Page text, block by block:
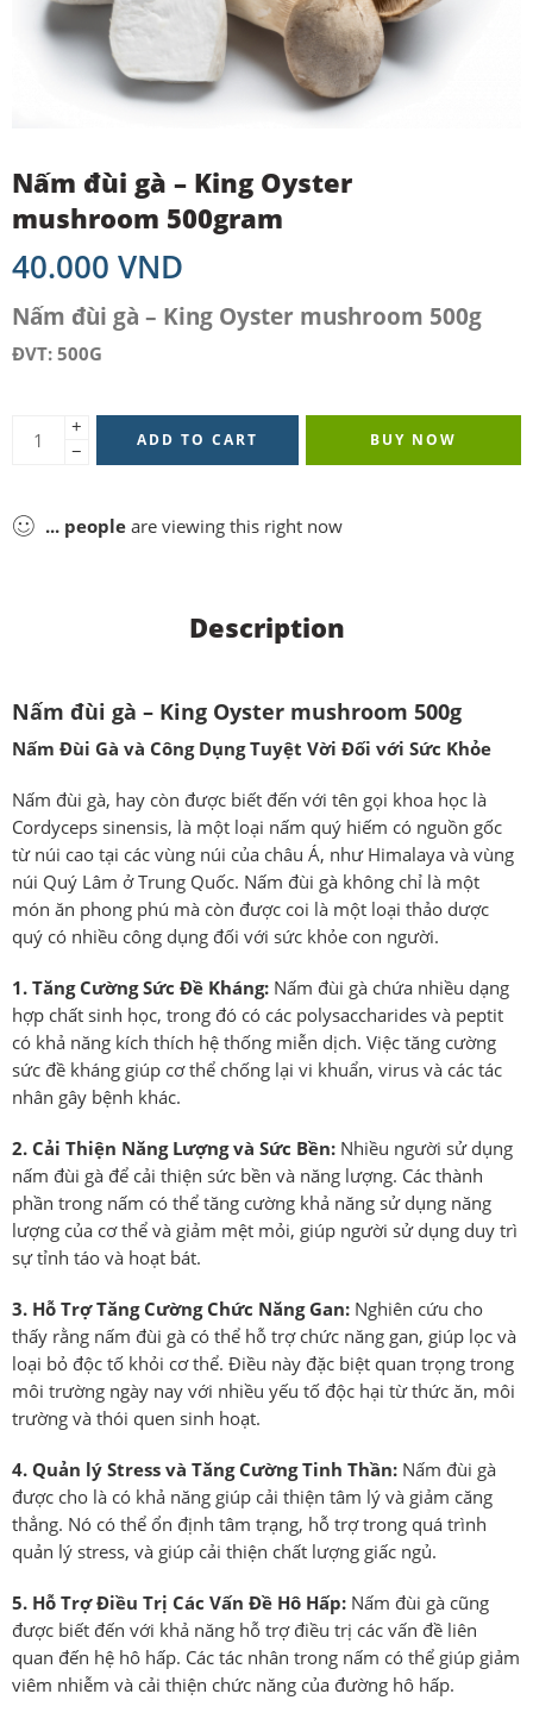
Nấm đùi gà – King Oyster
mushroom 500gram
40.000 VND
Nấm đùi gà – King Oyster mushroom 500g
ĐVT: 500G
+
−
ADD TO CART BUY NOW
... people are viewing this right now
Description
Nấm đùi gà – King Oyster mushroom 500g
Nấm Đùi Gà và Công Dụng Tuyệt Vời Đối với Sức Khỏe
Nấm đùi gà, hay còn được biết đến với tên gọi khoa học là
Cordyceps sinensis, là một loại nấm quý hiếm có nguồn gốc
từ núi cao tại các vùng núi của châu Á, như Himalaya và vùng
núi Quý Lâm ở Trung Quốc. Nấm đùi gà không chỉ là một
món ăn phong phú mà còn được coi là một loại thảo dược
quý có nhiều công dụng đối với sức khỏe con người.
1. Tăng Cường Sức Đề Kháng: Nấm đùi gà chứa nhiều dạng
hợp chất sinh học, trong đó có các polysaccharides và peptit
có khả năng kích thích hệ thống miễn dịch. Việc tăng cường
sức đề kháng giúp cơ thể chống lại vi khuẩn, virus và các tác
nhân gây bệnh khác.
2. Cải Thiện Năng Lượng và Sức Bền: Nhiều người sử dụng
nấm đùi gà để cải thiện sức bền và năng lượng. Các thành
phần trong nấm có thể tăng cường khả năng sử dụng năng
lượng của cơ thể và giảm mệt mỏi, giúp người sử dụng duy trì
sự tỉnh táo và hoạt bát.
3. Hỗ Trợ Tăng Cường Chức Năng Gan: Nghiên cứu cho
thấy rằng nấm đùi gà có thể hỗ trợ chức năng gan, giúp lọc và
loại bỏ độc tố khỏi cơ thể. Điều này đặc biệt quan trọng trong
môi trường ngày nay với nhiều yếu tố độc hại từ thức ăn, môi
trường và thói quen sinh hoạt.
4. Quản lý Stress và Tăng Cường Tinh Thần: Nấm đùi gà
được cho là có khả năng giúp cải thiện tâm lý và giảm căng
thẳng. Nó có thể ổn định tâm trạng, hỗ trợ trong quá trình
quản lý stress, và giúp cải thiện chất lượng giấc ngủ.
5. Hỗ Trợ Điều Trị Các Vấn Đề Hô Hấp: Nấm đùi gà cũng
được biết đến với khả năng hỗ trợ điều trị các vấn đề liên
quan đến hệ hô hấp. Các tác nhân trong nấm có thể giúp giảm
viêm nhiễm và cải thiện chức năng của đường hô hấp.